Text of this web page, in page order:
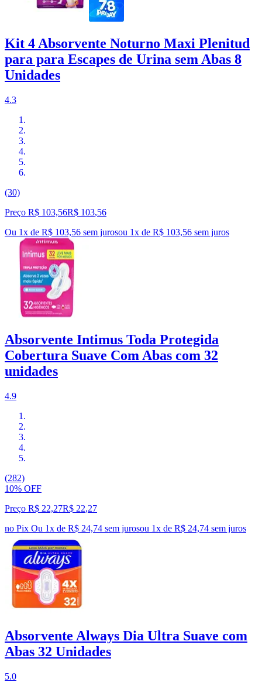
Kit 4 Absorvente Noturno Maxi Plenitud
para para Escapes de Urina sem Abas 8
Unidades
4.3
(30)
Preço R$ 103,56R$ 103,56
Ou 1x de R$ 103,56 sem jurosou 1x de R$ 103,56 sem juros
Absorvente Intimus Toda Protegida
Cobertura Suave Com Abas com 32
unidades
4.9
(282)
10% OFF
Preço R$ 22,27R$ 22,27
no Pix Ou 1x de R$ 24,74 sem jurosou 1x de R$ 24,74 sem juros
Absorvente Always Dia Ultra Suave com
Abas 32 Unidades
5.0